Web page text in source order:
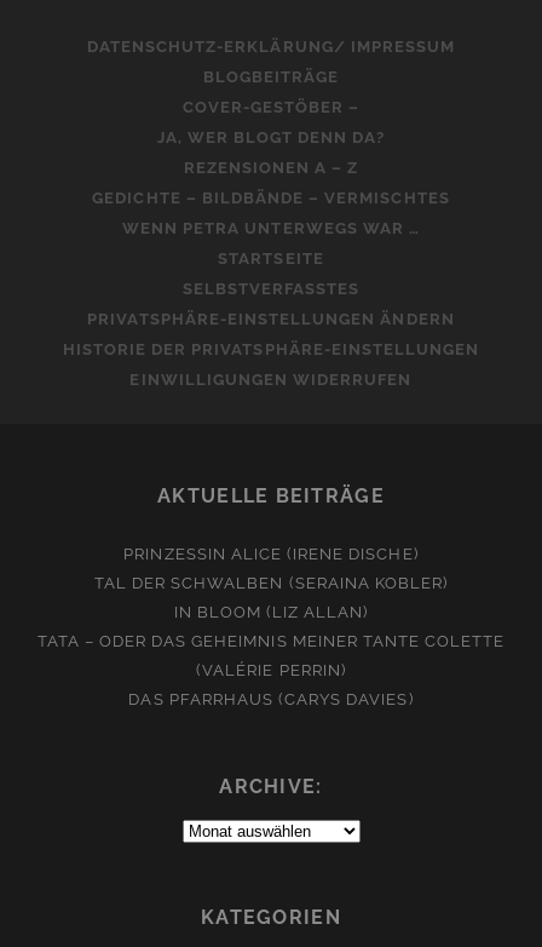
DATENSCHUTZ-ERKLÄRUNG/ IMPRESSUM
BLOGBEITRÄGE
COVER-GESTÖBER –
JA, WER BLOGT DENN DA?
REZENSIONEN A – Z
GEDICHTE – BILDBÄNDE – VERMISCHTES
WENN PETRA UNTERWEGS WAR …
STARTSEITE
SELBSTVERFASSTES
PRIVATSPHÄRE-EINSTELLUNGEN ÄNDERN
HISTORIE DER PRIVATSPHÄRE-EINSTELLUNGEN
EINWILLIGUNGEN WIDERRUFEN
AKTUELLE BEITRÄGE
PRINZESSIN ALICE (IRENE DISCHE)
TAL DER SCHWALBEN (SERAINA KOBLER)
IN BLOOM (LIZ ALLAN)
TATA – ODER DAS GEHEIMNIS MEINER TANTE COLETTE
(VALÉRIE PERRIN)
DAS PFARRHAUS (CARYS DAVIES)
ARCHIVE:
Archive:
KATEGORIEN